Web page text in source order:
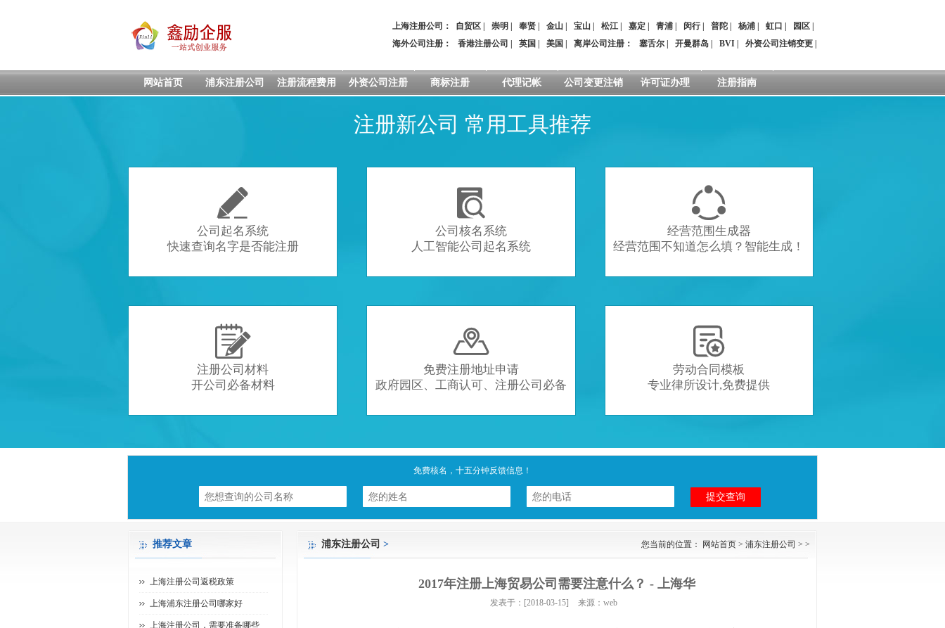
上海注册公司： 自贸区 崇明 奉贤 金山 宝山 松江 嘉定 青浦 闵行| 普陀 杨浦 虹口 园区
海外公司注册：
香港注册公司 英国 美国 离岸公司注册 ： 塞舌尔 开曼群岛 BVI 外资公司注销变更
网站首页 浦东注册公司 注册流程费用 外资公司注册 商标注册 代理记帐 公司变更注销 许可证办理 注册指南
注册新公司 常用工具推荐

公司起名系统
快速查询名字是否能注册

公司核名系统
人工智能公司起名系统

经营范围生成器
经营范围不知道怎么填？智能生成！

注册公司材料
开公司必备材料

免费注册地址申请
政府园区、工商认可、注册公司必备

劳动合同模板
专业律所设计,免费提供
免费核名，十五分钟反馈信息！
浦东注册公司 > 您当前的位置： 网站首页 > 浦东注册公司 > >
2017年注册上海贸易公司需要注意什么？ - 上海华
发表于：[2018-03-15] 来源：web
推荐文章
上海注册公司返税政策
上海浦东注册公司哪家好
上海注册公司，需要准备哪些